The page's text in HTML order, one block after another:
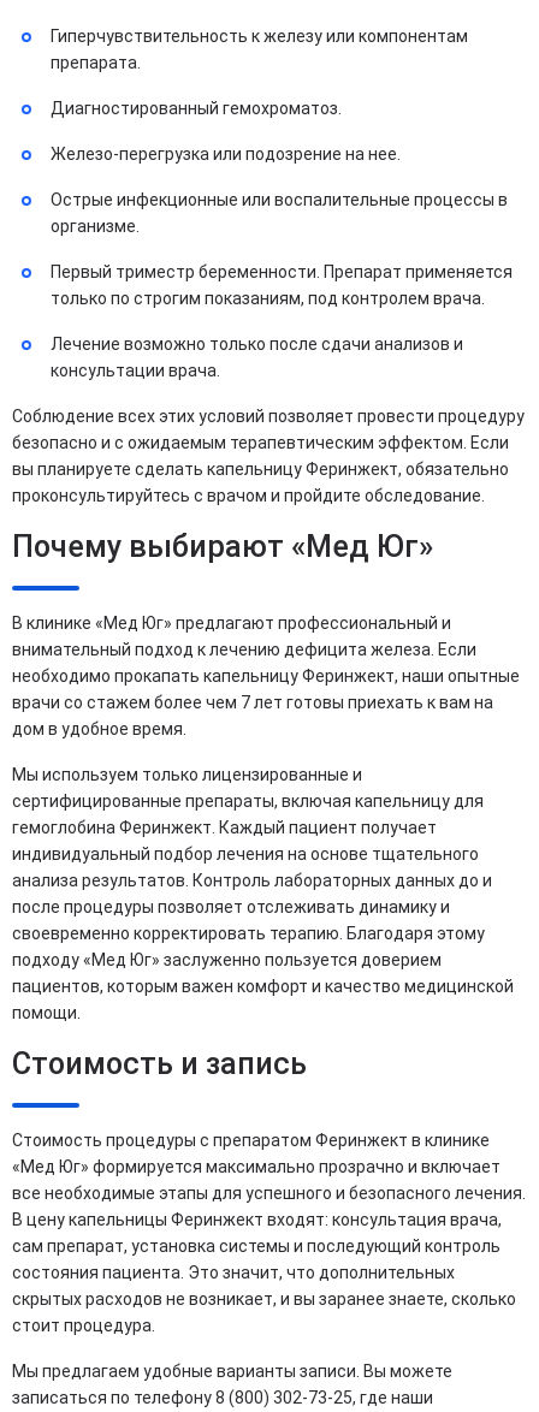
Гиперчувствительность к железу или компонентам
препарата.
Диагностированный гемохроматоз.
Железо-перегрузка или подозрение на нее.
Острые инфекционные или воспалительные процессы в
организме.
Первый триместр беременности. Препарат применяется
только по строгим показаниям, под контролем врача.
Лечение возможно только после сдачи анализов и
консультации врача.
Соблюдение всех этих условий позволяет провести процедуру
безопасно и с ожидаемым терапевтическим эффектом. Если
вы планируете сделать капельницу Феринжект, обязательно
проконсультируйтесь с врачом и пройдите обследование.
Почему выбирают «Мед Юг»
В клинике «Мед Юг» предлагают профессиональный и
внимательный подход к лечению дефицита железа. Если
необходимо прокапать капельницу Феринжект, наши опытные
врачи со стажем более чем 7 лет готовы приехать к вам на
дом в удобное время.
Мы используем только лицензированные и
сертифицированные препараты, включая капельницу для
гемоглобина Феринжект. Каждый пациент получает
индивидуальный подбор лечения на основе тщательного
анализа результатов. Контроль лабораторных данных до и
после процедуры позволяет отслеживать динамику и
своевременно корректировать терапию. Благодаря этому
подходу «Мед Юг» заслуженно пользуется доверием
пациентов, которым важен комфорт и качество медицинской
помощи.
Стоимость и запись
Стоимость процедуры с препаратом Феринжект в клинике
«Мед Юг» формируется максимально прозрачно и включает
все необходимые этапы для успешного и безопасного лечения.
В цену капельницы Феринжект входят: консультация врача,
сам препарат, установка системы и последующий контроль
состояния пациента. Это значит, что дополнительных
скрытых расходов не возникает, и вы заранее знаете, сколько
стоит процедура.
Мы предлагаем удобные варианты записи. Вы можете
записаться по телефону 8 (800) 302-73-25, где наши